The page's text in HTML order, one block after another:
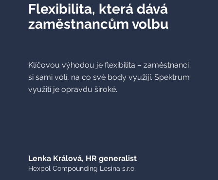
Flexibilita, která dává
zaměstnancům volbu
Klíčovou výhodou je flexibilita – zaměstnanci
si sami volí, na co své body využijí. Spektrum
využití je opravdu široké.
Lenka Králová, HR generalist
Hexpol Compounding Lesina s.r.o.